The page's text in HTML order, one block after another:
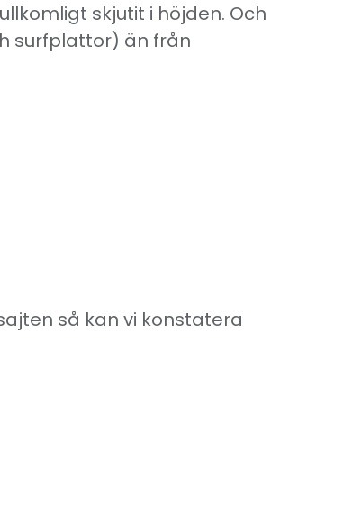
skjutit i höjden. Och
surfplattor) än från
så kan vi konstatera